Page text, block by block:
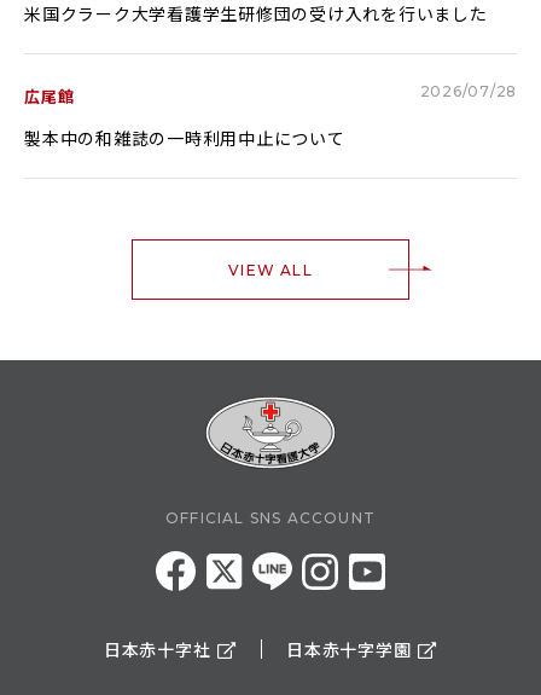
米国クラーク大学看護学生研修団の受け入れを行いました
広尾館 2026/07/28
製本中の和雑誌の一時利用中止について
VIEW ALL
OFFICIAL SNS ACCOUNT
日本赤十字社 日本赤十字学園